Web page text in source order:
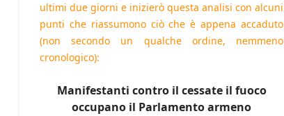
ultimi due giorni e inizierò questa analisi con alcuni
punti che riassumono ciò che è appena accaduto
(non secondo un qualche ordine, nemmeno
cronologico):
Manifestanti contro il cessate il fuoco
occupano il Parlamento armeno